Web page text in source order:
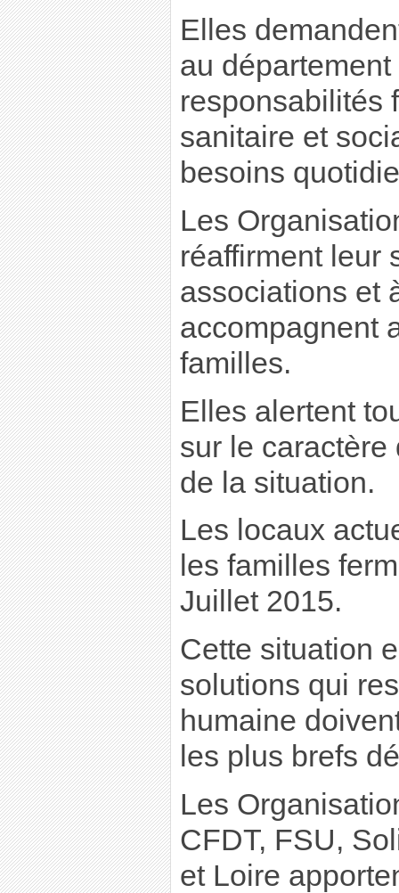
Elles
au
responsabilités
sanitaire et
besoins
Les
réaffirment leur
associations et
accompagnent
familles.
Elles alertent
sur le caractère
de la situation.
Les locaux
les familles
Juillet 2015.
Cette situation
solutions qui
humaine
les plus brefs
Les
CFDT, FSU,
et Loire